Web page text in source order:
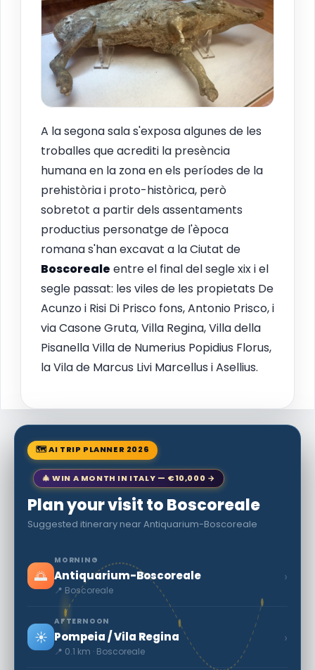
A la segona sala s'exposa algunes de les
troballes que acrediti la presència
humana en la zona en els períodes de la
prehistòria i proto-històrica, però
sobretot a partir dels assentaments
productius personatge de l'època
romana s'han excavat a la Ciutat de
Boscoreale entre el final del segle xix i el
segle passat: les viles de les propietats De
Acunzo i Risi Di Prisco fons, Antonio Prisco, i
via Casone Gruta, Villa Regina, Villa della
Pisanella Villa de Numerius Popidius Florus,
la Vila de Marcus Livi Marcellus i Asellius.
🗺 AI TRIP PLANNER 2026
🎄 WIN A MONTH IN ITALY — €10,000 →
Plan your visit to Boscoreale
Suggested itinerary near Antiquarium-Boscoreale
🌅
MORNING
Antiquarium-Boscoreale
📍 Boscoreale
›
☀️
AFTERNOON
Pompeia / Vila Regina
📍 0.1 km · Boscoreale
›